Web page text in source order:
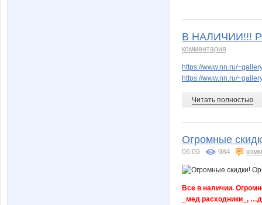
В НАЛИЧИИ!!!
комментария
https://www.nn.ru/
https://www.nn.ru/
Читать полностью
Огромные
06:09 984
Все в наличии.
_мед расходники_,